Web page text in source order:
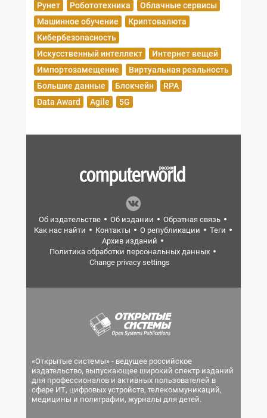
Рунет
Робототехника
Облачные сервисы
Машинное обучение
Криптовалюта
Кибербезопасность
Искусственный интеллект
Интернет вещей
Импортозамещение
Виртуальная реальность
Большие данные
Блокчейн
RPA
Data Award
Agile 5G
Об издательстве Об издании
Обратная связь
Как нас найти
Контакты О републикации
Теги
Архив изданий
Политика обработки персональных данных
Change privacy settings
«Открытые системы» - ведущее российское
издательство, выпускающее широкий спектр изданий
для профессионалов и активных пользователей в
сфере ИТ, цифровых устройств, телекоммуникаций,
медицины и полиграфии, журналы для детей.